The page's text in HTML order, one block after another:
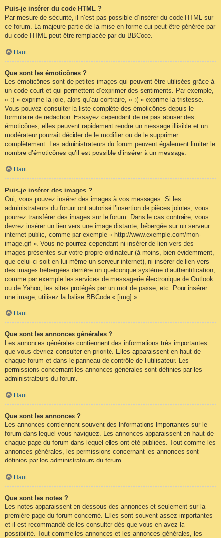
Puis-je insérer du code HTML ?
Par mesure de sécurité, il n’est pas possible d’insérer du code HTML sur
ce forum. La majeure partie de la mise en forme qui peut être générée par
du code HTML peut être remplacée par du BBCode.
Haut
Que sont les émoticônes ?
Les émoticônes sont de petites images qui peuvent être utilisées grâce à
un code court et qui permettent d’exprimer des sentiments. Par exemple,
« :) » exprime la joie, alors qu’au contraire, « :( » exprime la tristesse.
Vous pouvez consulter la liste complète des émoticônes depuis le
formulaire de rédaction. Essayez cependant de ne pas abuser des
émoticônes, elles peuvent rapidement rendre un message illisible et un
modérateur pourrait décider de le modifier ou de le supprimer
complètement. Les administrateurs du forum peuvent également limiter le
nombre d’émoticônes qu’il est possible d’insérer à un message.
Haut
Puis-je insérer des images ?
Oui, vous pouvez insérer des images à vos messages. Si les
administrateurs du forum ont autorisé l’insertion de pièces jointes, vous
pourrez transférer des images sur le forum. Dans le cas contraire, vous
devrez insérer un lien vers une image distante, hébergée sur un serveur
internet public, comme par exemple « http://www.exemple.com/mon-
image.gif ». Vous ne pourrez cependant ni insérer de lien vers des
images présentes sur votre propre ordinateur (à moins, bien évidemment,
que celui-ci soit en lui-même un serveur internet), ni insérer de lien vers
des images hébergées derrière un quelconque système d’authentification,
comme par exemple les services de messagerie électronique de Outlook
ou de Yahoo, les sites protégés par un mot de passe, etc. Pour insérer
une image, utilisez la balise BBCode « [img] ».
Haut
Que sont les annonces générales ?
Les annonces générales contiennent des informations très importantes
que vous devriez consulter en priorité. Elles apparaissent en haut de
chaque forum et dans le panneau de contrôle de l’utilisateur. Les
permissions concernant les annonces générales sont définies par les
administrateurs du forum.
Haut
Que sont les annonces ?
Les annonces contiennent souvent des informations importantes sur le
forum dans lequel vous naviguez. Les annonces apparaissent en haut de
chaque page du forum dans lequel elles ont été publiées. Tout comme les
annonces générales, les permissions concernant les annonces sont
définies par les administrateurs du forum.
Haut
Que sont les notes ?
Les notes apparaissent en dessous des annonces et seulement sur la
première page du forum concerné. Elles sont souvent assez importantes
et il est recommandé de les consulter dès que vous en avez la
possibilité. Tout comme les annonces et les annonces générales, les